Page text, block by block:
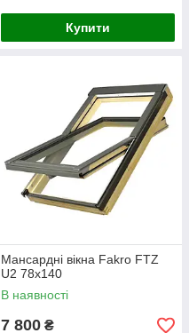
Купити
Мансардні вікна Fakro FTZ
U2 78х140
В наявності
7 800 ₴